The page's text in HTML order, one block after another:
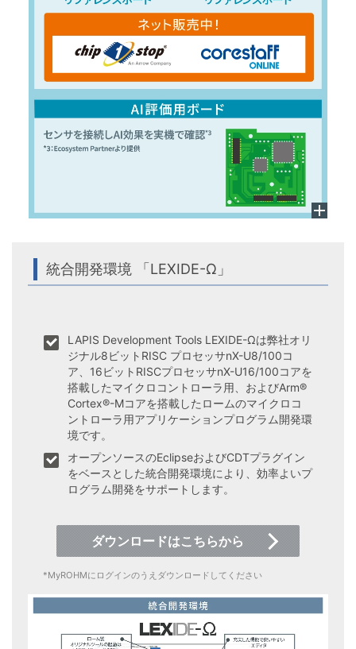
統合開発環境 「LEXIDE-Ω」
LAPIS Development Tools LEXIDE-Ωは弊社オリ
ジナル8ビットRISC プロセッサnX-U8/100コ
ア、16ビットRISCプロセッサnX-U16/100コアを
搭載したマイクロコントローラ用、およびArm®
Cortex®-Mコアを搭載したロームのマイクロコ
ントローラ用アプリケーションプログラム開発環
境です。
オープンソースのEclipseおよびCDTプラグイン
をベースとした統合開発環境により、効率よいプ
ログラム開発をサポートします。
ダウンロードはこちらから
*MyROHMにログインのうえダウンロードしてください